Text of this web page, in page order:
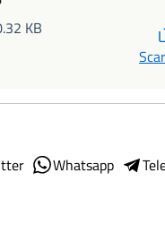
KB
Whatsapp